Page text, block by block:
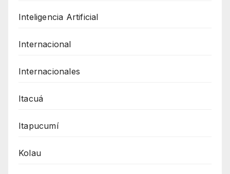
Inteligencia Artificial
Internacional
Internacionales
Itacuá
Itapucumí
Kolau